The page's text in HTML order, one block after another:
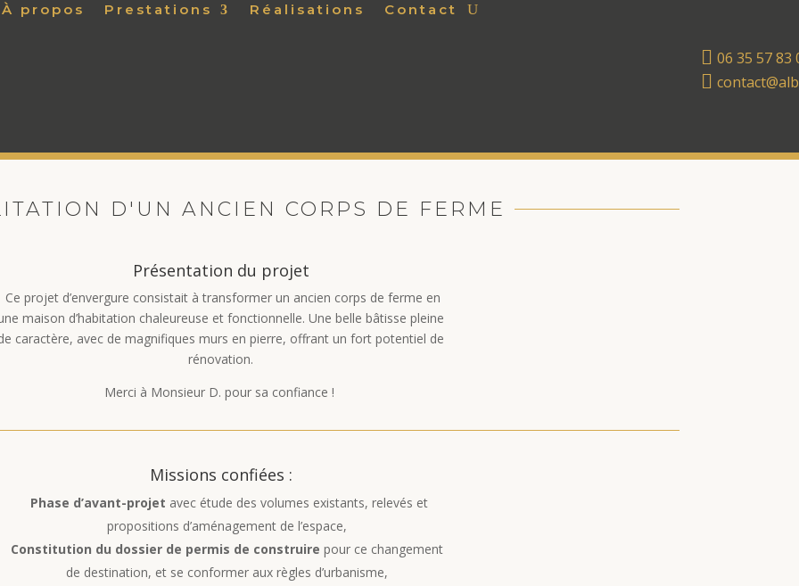
 06 35 57 83

À propos Prestations Réalisations Contact
D'UN ANCIEN CORPS DE FERME
Présentation du projet
Ce projet d’envergure consistait à transformer un ancien corps de ferme en
maison d’habitation chaleureuse et fonctionnelle. Une belle bâtisse pleine
caractère, avec de magnifiques murs en pierre, offrant un fort potentiel de
rénovation.
Merci à Monsieur D. pour sa confiance !
Missions confiées :
Phase d’avant-projet avec étude des volumes existants, relevés et
propositions d’aménagement de l’espace,
Constitution du dossier de permis de construire pour ce changement
de destination, et se conformer aux règles d’urbanisme,